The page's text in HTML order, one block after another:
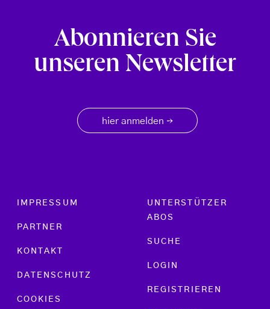
Abonnieren Sie
unseren Newsletter
hier anmelden →
Footer menu
IMPRESSUM
PARTNER
KONTAKT
DATENSCHUTZ
COOKIES
UNTERSTÜTZER
ABOS
SUCHE
LOGIN
REGISTRIEREN